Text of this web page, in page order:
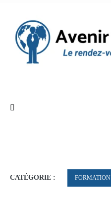
contenu
CATÉGORIE : FORMATION